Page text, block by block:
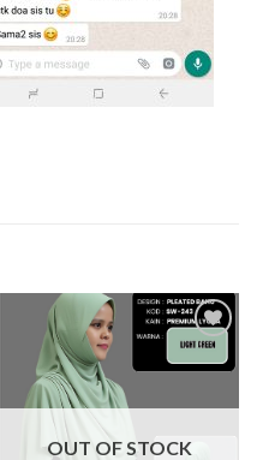
Add to
wishlist
OUT OF STOCK